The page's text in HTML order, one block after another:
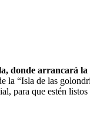
donde arrancará
“Isla de las
para que estén